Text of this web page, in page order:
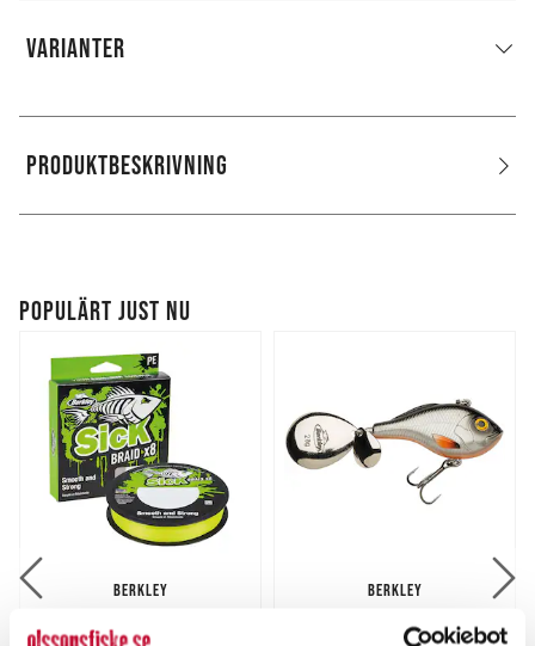
VARIANTER
PRODUKTBESKRIVNING
POPULÄRT JUST NU
BERKLEY
Yellow 150m
BERKLEY
Spintail XL 18g.